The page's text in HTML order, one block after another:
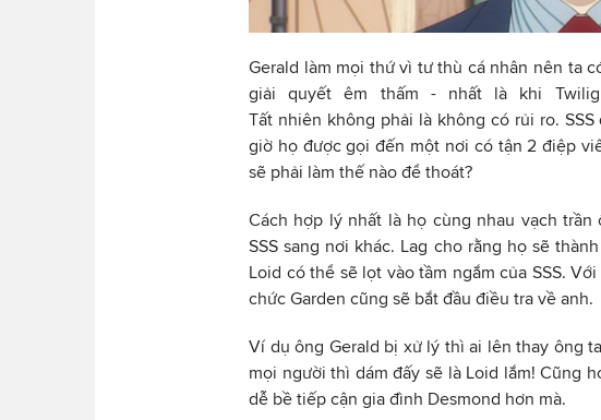
Gerald làm mọi thứ vì tư thù cá nhân nên ta
giải quyết êm thấm - nhất là khi
Tất nhiên không phải là không có rủi ro.
giờ họ được gọi đến một nơi có tận 2 điệp
sẽ phải làm thế nào để thoát?
Cách hợp lý nhất là họ cùng nhau vạch
SSS sang nơi khác. Lag cho rằng họ sẽ
Loid có thể sẽ lọt vào tầm ngắm của SSS.
chức Garden cũng sẽ bắt đầu điều tra về anh.
Ví dụ ông Gerald bị xử lý thì ai lên thay ông
mọi người thì dám đấy sẽ là Loid lắm! Cũng
dễ bề tiếp cận gia đình Desmond hơn mà.